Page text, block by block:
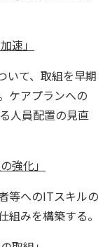
速」
いて、取組を早期
ケアプランへの
人員配置の見直
強化」
等へのITスキルの
みを構築する。